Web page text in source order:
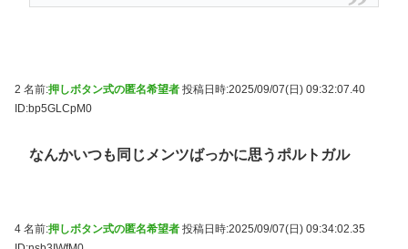
2 名前:押しボタン式の匿名希望者 投稿日時:2025/09/07(日) 09:32:07.40
ID:bp5GLCpM0
なんかいつも同じメンツばっかに思うポルトガル
4 名前:押しボタン式の匿名希望者 投稿日時:2025/09/07(日) 09:34:02.35